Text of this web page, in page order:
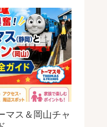
マス＆岡山チャ